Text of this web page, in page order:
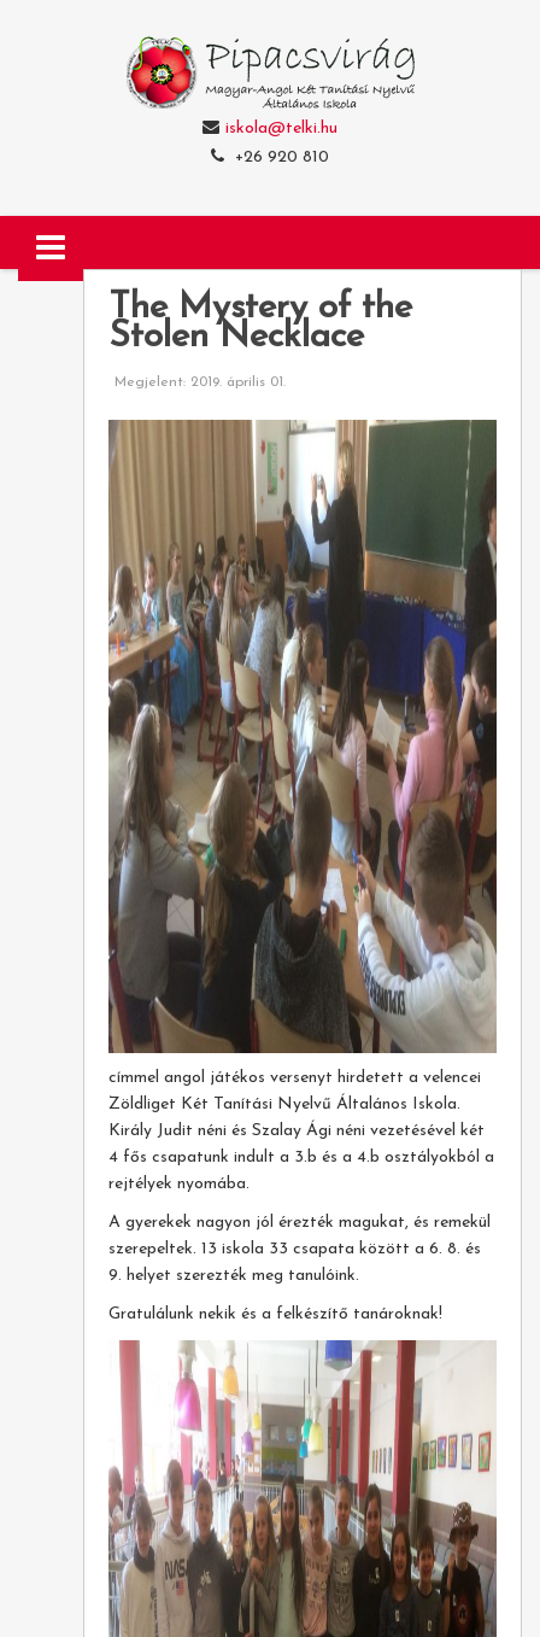
iskola@telki.hu
+26 920 810
The Mystery of the
Stolen Necklace
Megjelent: 2019. április 01.
címmel angol játékos versenyt hirdetett a velencei
Zöldliget Két Tanítási Nyelvű Általános Iskola.
Király Judit néni és Szalay Ági néni vezetésével két
4 fős csapatunk indult a 3.b és a 4.b osztályokból a
rejtélyek nyomába.
A gyerekek nagyon jól érezték magukat, és remekül
szerepeltek. 13 iskola 33 csapata között a 6. 8. és
9. helyet szerezték meg tanulóink.
Gratulálunk nekik és a felkészítő tanároknak!